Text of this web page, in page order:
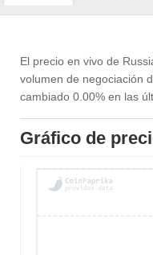
El precio en vivo de
volumen de negociación
cambiado 0.00% en las
Gráfico de